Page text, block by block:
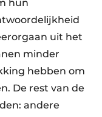
hun
uit het
minder
hebben om
De rest van de
andere